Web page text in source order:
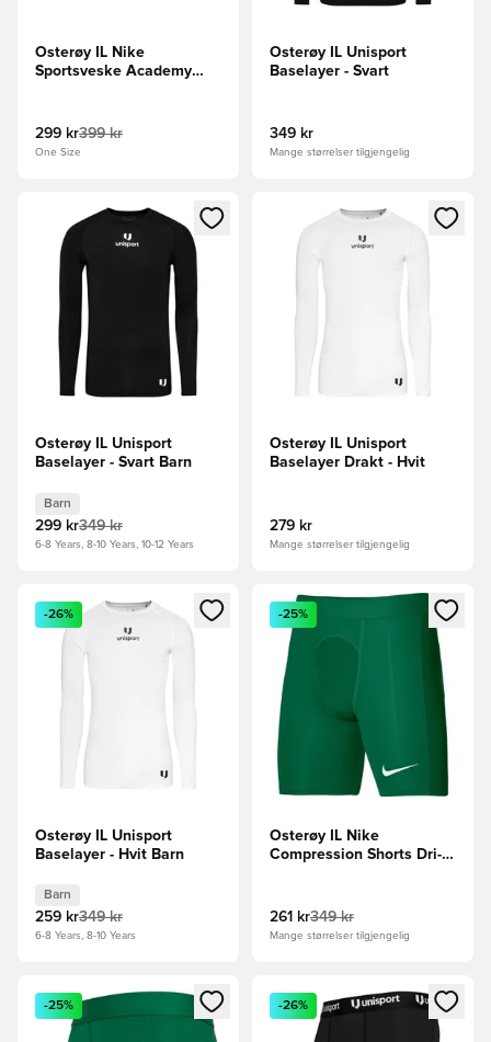
Osterøy IL Nike
Sportsveske Academy
299 kr399 kr
One Size
Osterøy IL Unisport
Baselayer - Svart
349 kr
Mange størrelser tilgjengelig
Åpner en Modal for å logge inn eller registrere deg som
Osterøy IL Unisport
Baselayer - Svart Barn
Barn
299 kr349 kr
6-8 Years, 8-10 Years, 10-12 Years
Åpner en Modal for å logge
Osterøy IL Unisport
Baselayer Drakt - Hvit
279 kr
Mange størrelser tilgjengelig
Åpner en Modal for å logge inn eller registrere deg som
-26%
Osterøy IL Unisport
Baselayer - Hvit Barn
Barn
259 kr349 kr
6-8 Years, 8-10 Years
Åpner en Modal for å logge
-25%
Osterøy IL Nike
Compression Shorts Dri-
261 kr349 kr
Mange størrelser tilgjengelig
Åpner en Modal for å logge inn eller registrere deg som
-25%
Åpner en Modal for å logge
-26%